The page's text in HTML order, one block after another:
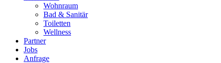
Wohnraum
Bad & Sanitär
Toiletten
Wellness
Partner
Jobs
Anfrage